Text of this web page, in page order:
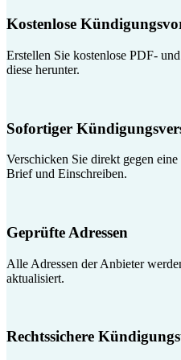
Kostenlose
Erstellen Sie kostenlose PDF-
diese herunter.
Sofortiger
Verschicken Sie direkt gegen
Brief und Einschreiben.
Geprüfte Adressen
Alle Adressen der Anbieter
aktualisiert.
Rechtssichere